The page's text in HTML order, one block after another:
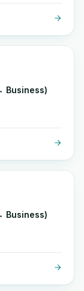
Business)
Business)